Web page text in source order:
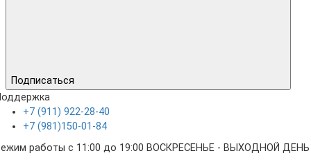
Подписаться
+7 (911) 922-28-40
+7 (981)150-01-84
работы с 11:00 до 19:00 ВОСКРЕСЕНЬЕ - ВЫХОДНОЙ ДЕНЬ